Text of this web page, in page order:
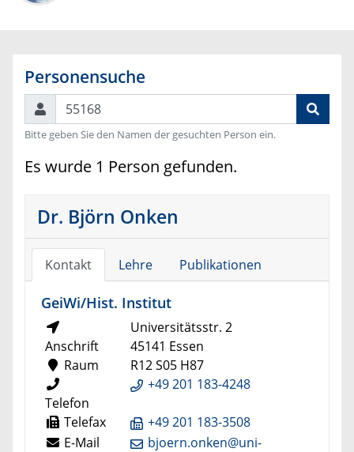
Personensuche
Suchen
Bitte geben Sie den Namen der gesuchten Person ein.
Es wurde 1 Person gefunden.
Dr. Björn Onken
Kontakt Lehre Publikationen
GeiWi/Hist. Institut
Anschrift
Universitätsstr. 2
45141 Essen
Raum
R12 S05 H87
Telefon
+49 201 183-4248
Telefax
+49 201 183-3508
E-Mail
bjoern.onken@uni-